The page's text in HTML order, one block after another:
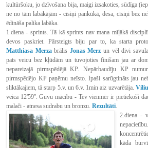
kultūršoku, jo dzīvošana bija, maigi izsakoties, sūdīga
ne no tām labākājām - cīsiņi pankūkā, desa, cīsiņi bez
ēdināša palika labāka.
1.diena - sprints. Tā kā sprints nav mana mīļākā
devos paskriet. Pārsteigts biju par to, ka starta
Matthiasa Merzabrālis Jonas Merz un vēl divi
pats veicu bez kļūdām un tuvojoties finišam jau ar
nepareizajā pirmspēdējā KP. Nepārbaudīju KP
pirmspēdējo KP paņēmu neīsto. Īpaši sarūgtināts jau
sliktākajiem, tā starp 5.v. un 6.v. 1min aiz uzvarētāja.
veica 12'59''. Guvu mācību - Tev vienmēr ir pietiekoši
malači - atnesa sudrabu un bronzu. Rezultāti.
2.diena -
kāda